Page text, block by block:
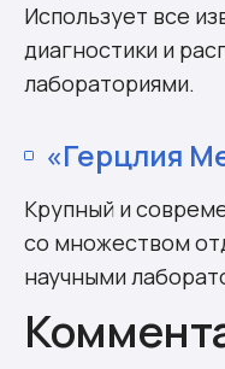
Использует все
диагностики и
лабораториями.
«Герцлия
Крупный и
со множеством
научными